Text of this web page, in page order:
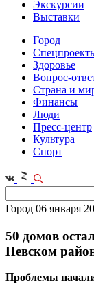
Экскурсии
Выставки
Город
Здоровье
Вопрос-
Страна и
Финансы
Люди
Пресс-центр
Культура
Спорт
Город 06 января
50 домов
Невском
Проблемы